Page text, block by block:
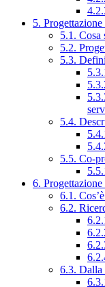
5.
5.1. Cosa
5.2.
5.3.
5.4.
5.5. Co-
6.
6.1.
6.2.
6.3. Dalla